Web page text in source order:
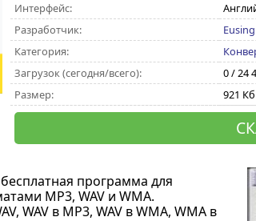
Интерфейс:
Разработчик:
Категория:
Загрузок (сегодня/всего):
0 / 24
Размер:
921 Кб
программа для
MP3, WAV и WMA.
WAV в MP3, WAV в WMA, WMA в